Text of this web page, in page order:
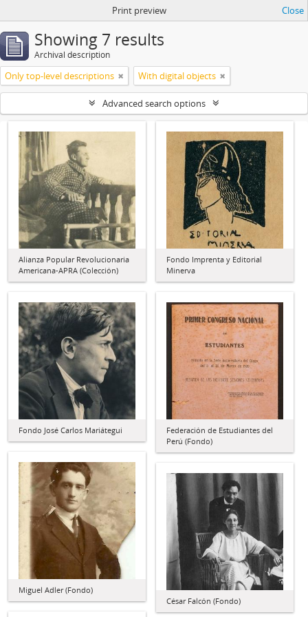
Print preview Close
Showing 7 results
Archival description
Only top-level descriptions With digital objects
Advanced search options
Alianza Popular Revolucionaria
Americana-APRA (Colección)
Fondo Imprenta y Editorial
Minerva
Fondo José Carlos Mariátegui
Federación de Estudiantes del
Perú (Fondo)
Miguel Adler (Fondo)
César Falcón (Fondo)